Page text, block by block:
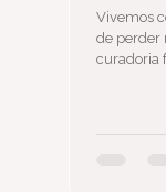
Vivemos
de perder
curadoria